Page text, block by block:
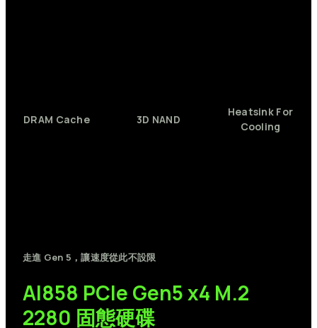
DRAM Cache 3D NAND
Heatsink For
Cooling
走進 Gen 5，讓速度從此不設限
AI858 PCIe Gen5x4 M.2
2280 固態硬碟